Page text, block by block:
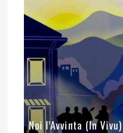
Noi l’Avvinta (In Vivu)